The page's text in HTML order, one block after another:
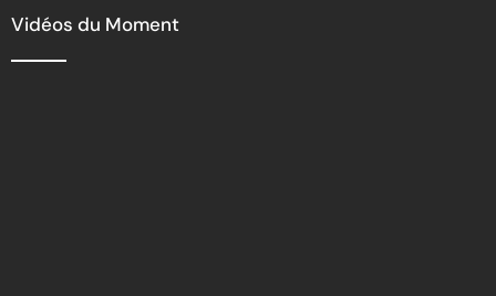
Vidéos du Moment